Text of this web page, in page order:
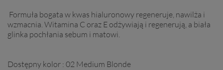
Formuła bogata w kwas hialuronowy regeneruje, nawilża i
wzmacnia. Witamina C oraz E odżywiają i regenerują, a biała
glinka pochłania sebum i matowi.
Dostępny kolor : 02 Medium Blonde